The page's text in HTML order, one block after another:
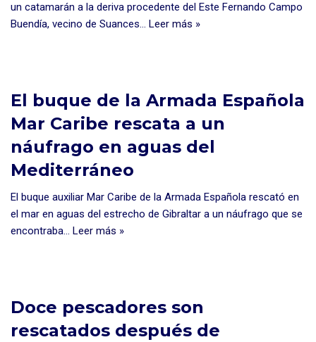
un catamarán a la deriva procedente del Este Fernando Campo
Buendía, vecino de Suances… Leer más »
El buque de la Armada Española
Mar Caribe rescata a un
náufrago en aguas del
Mediterráneo
El buque auxiliar Mar Caribe de la Armada Española rescató en
el mar en aguas del estrecho de Gibraltar a un náufrago que se
encontraba… Leer más »
Doce pescadores son
rescatados después de